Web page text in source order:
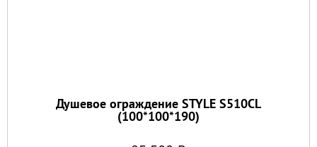
Душевое ограждение STYLE S510CL
(100*100*190)